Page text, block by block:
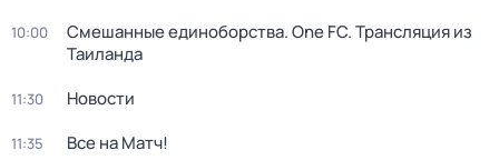
10:00
Смешанные единоборства. One FC. Трансляция из
Таиланда
11:30 Новости
11:35 Все на Матч!